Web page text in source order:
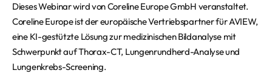
Dieses Webinar wird von Coreline Europe GmbH veranstaltet.
Coreline Europe ist der europäische Vertriebspartner für AVIEW,
eine KI-gestützte Lösung zur medizinischen Bildanalyse mit
Schwerpunkt auf Thorax-CT, Lungenrundherd-Analyse und
Lungenkrebs-Screening.